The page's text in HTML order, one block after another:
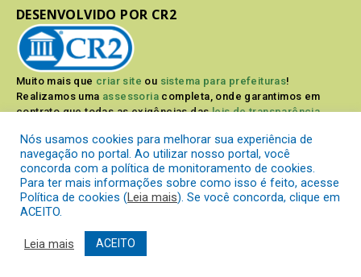
DESENVOLVIDO POR CR2
Muito mais que criar site ou sistema para prefeituras!
Realizamos uma assessoria completa, onde garantimos em
contrato que todas as exigências dasleis de transparência
Conheça oPNTPe oRadar da Transparência Pública
Todos os direitos reservados a
Nós usamos cookies para melhorar sua experiência de
navegação no portal. Ao utilizar nosso portal, você
concorda com a política de monitoramento de cookies.
Para ter mais informações sobre como isso é feito, acesse
Política de cookies (Leia mais). Se você concorda, clique em
ACEITO.
Leia mais ACEITO